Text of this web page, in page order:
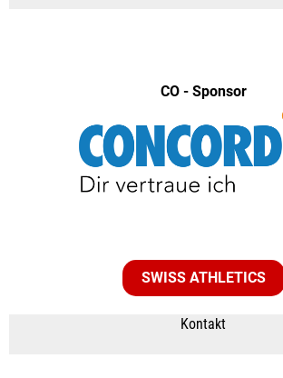
CO - Sponsor
SWISS ATHLETICS
Kontakt